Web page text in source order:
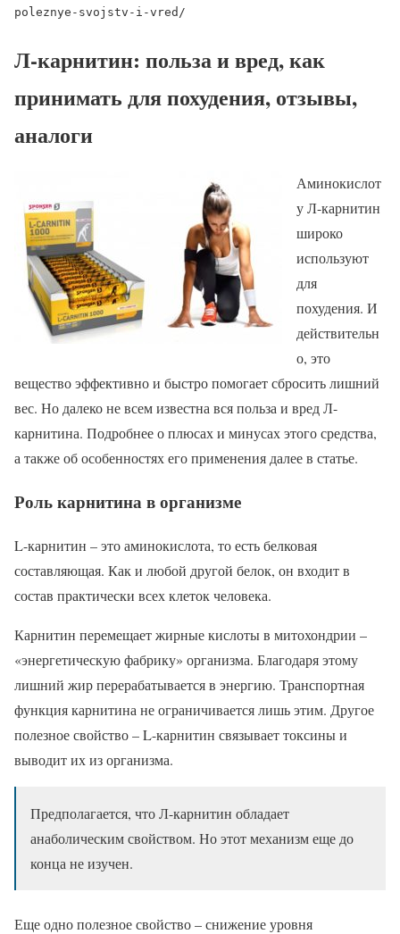
poleznye-svojstv-i-vred/
Л-карнитин: польза и вред, как
принимать для похудения, отзывы,
аналоги
Аминокислот
у Л-карнитин
широко
используют
для
похудения. И
действительн
о, это
вещество эффективно и быстро помогает сбросить лишний
вес. Но далеко не всем известна вся польза и вред Л-
карнитина. Подробнее о плюсах и минусах этого средства,
а также об особенностях его применения далее в статье.
Роль карнитина в организме
L-карнитин – это аминокислота, то есть белковая
составляющая. Как и любой другой белок, он входит в
состав практически всех клеток человека.
Карнитин перемещает жирные кислоты в митохондрии –
«энергетическую фабрику» организма. Благодаря этому
лишний жир перерабатывается в энергию. Транспортная
функция карнитина не ограничивается лишь этим. Другое
полезное свойство – L-карнитин связывает токсины и
выводит их из организма.
Предполагается, что Л-карнитин обладает
анаболическим свойством. Но этот механизм еще до
конца не изучен.
Еще одно полезное свойство – снижение уровня